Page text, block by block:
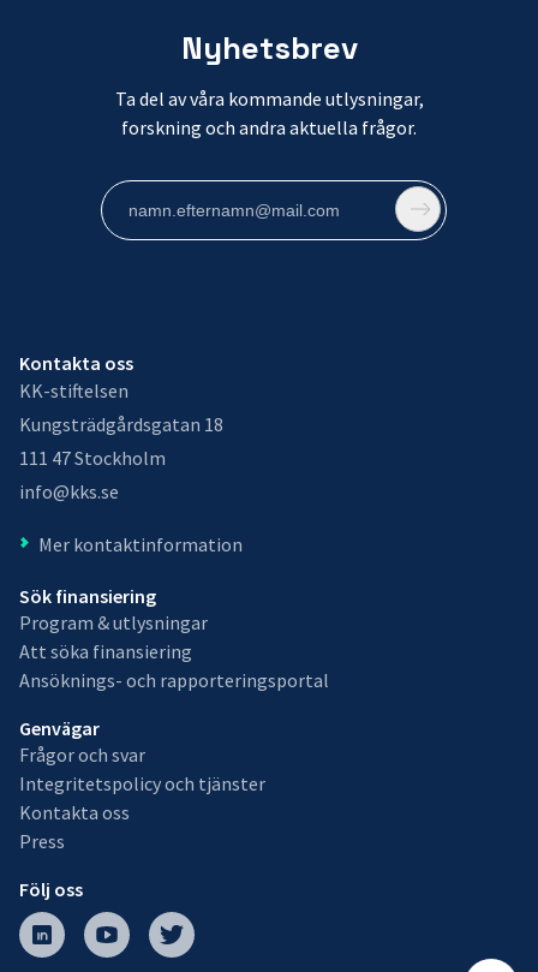
Nyhetsbrev
Ta del av våra kommande utlysningar,
forskning och andra aktuella frågor.
Kontakta oss
KK-stiftelsen
Kungsträdgårdsgatan 18
111 47 Stockholm
info@kks.se
Mer kontaktinformation
Sök finansiering
Program & utlysningar
Att söka finansiering
Ansöknings- och rapporteringsportal
Genvägar
Frågor och svar
Integritetspolicy och tjänster
Kontakta oss
Press
Följ oss